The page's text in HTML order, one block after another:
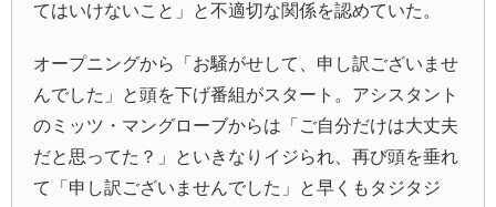
てはいけないこと」と不適切な関係を認めていた。
オープニングから「お騒がせして、申し訳ございませ
んでした」と頭を下げ番組がスタート。アシスタント
の ミッツ・マングローブからは「ご自分だけは大丈夫
だと思ってた？」といきなりイジられ、再び頭を垂れ
て「申し訳ございませんでした」と早くもタジタジ